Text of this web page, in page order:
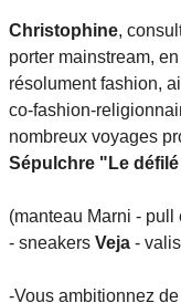
Christophine,
porter mainstream,
résolument fashion,
co-fashion-
nombreux voyages
Sépulchre "Le
(manteau Marni - pull
- sneakers Veja -
-Vous ambitionnez